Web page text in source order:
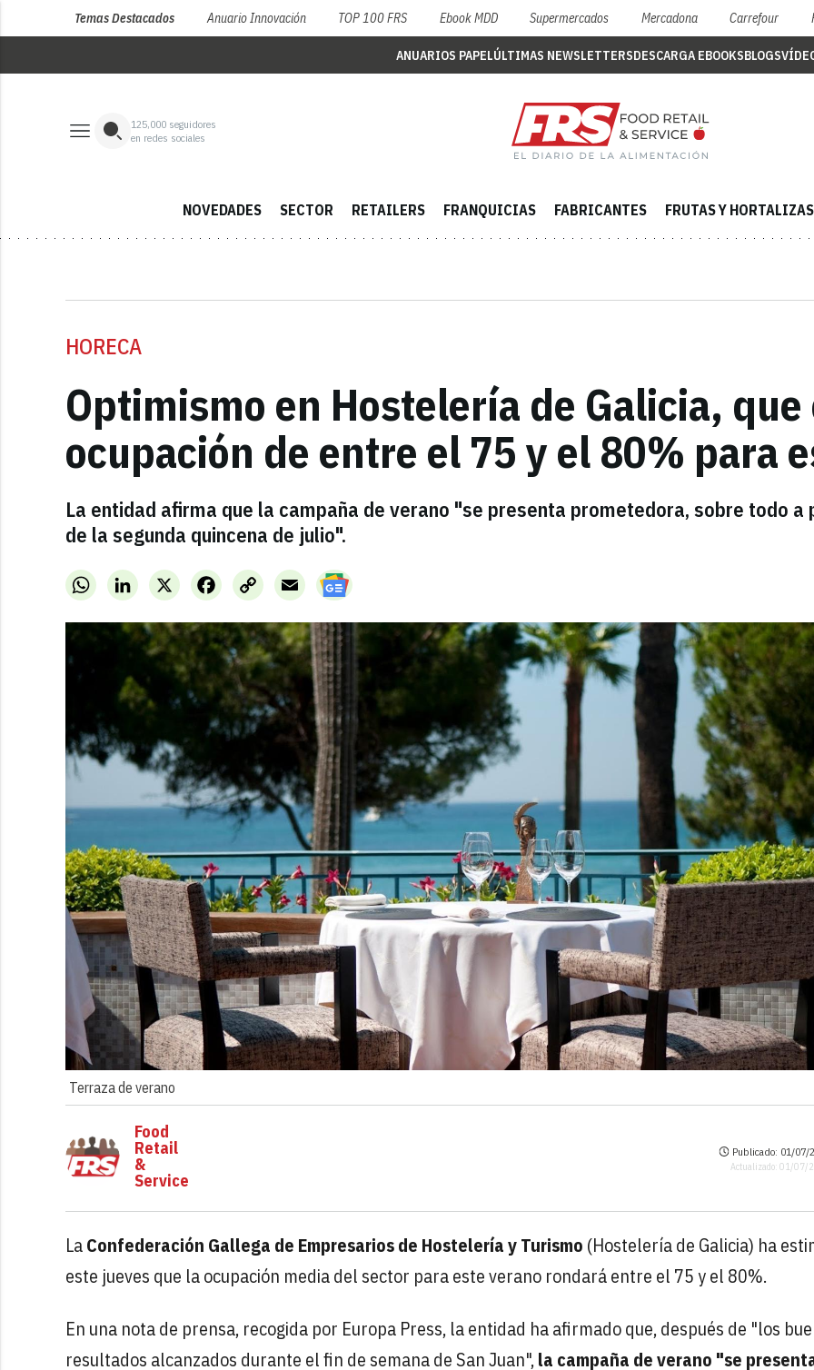
Temas Destacados Anuario Innovación TOP 100 FRS Ebook MDD Supermercados Mercadona Carrefour
ANUARIOS PAPELÚLTIMAS NEWSLETTERSDESCARGA EBOOKSBLOGS
125,000 seguidores
en redes sociales
NOVEDADES SECTOR RETAILERS FRANQUICIAS FABRICANTES FRUTAS Y HORTALIZAS
HORECA
Optimismo en Hostelería de Galicia,
ocupación de entre el 75 y el 80% para
La entidad afirma que la campaña de verano "se presenta prometedora, sobre todo a
de la segunda quincena de julio".
WhatsAppLinkedInX FacebookCopy
Link
Email
Terraza de verano
Food
Retail
&
Service
Publicado: 01/07/
Actualizado: 01/07/
LaConfederación Gallega de Empresarios de Hostelería y Turismo (Hostelería de Galicia) ha
este jueves que la ocupación media del sector para este verano rondará entre el 75 y el 80%.
En una nota de prensa, recogida por Europa Press, la entidad ha afirmado que, después de "los
resultados alcanzados durante el fin de semana de San Juan",la campaña de verano "se